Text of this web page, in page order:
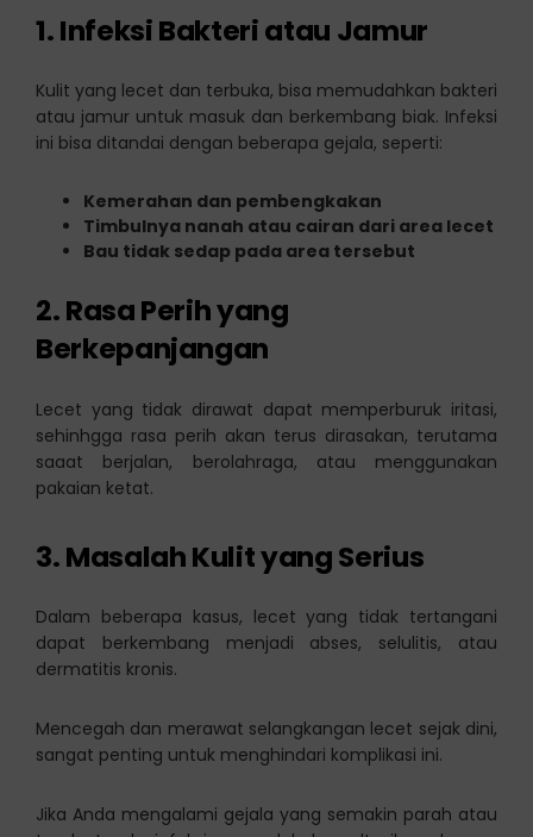
1. Infeksi Bakteri atau Jamur
Kulit yang lecet dan terbuka, bisa memudahkan bakteri
atau jamur untuk masuk dan berkembang biak. Infeksi
ini bisa ditandai dengan beberapa gejala, seperti:
Kemerahan dan pembengkakan
Timbulnya nanah atau cairan dari area lecet
Bau tidak sedap pada area tersebut
2. Rasa Perih yang
Berkepanjangan
Lecet yang tidak dirawat dapat memperburuk iritasi,
sehinhgga rasa perih akan terus dirasakan, terutama
saaat berjalan, berolahraga, atau menggunakan
pakaian ketat.
3. Masalah Kulit yang Serius
Dalam beberapa kasus, lecet yang tidak tertangani
dapat berkembang menjadi abses, selulitis, atau
dermatitis kronis.
Mencegah dan merawat selangkangan lecet sejak dini,
sangat penting untuk menghindari komplikasi ini.
Jika Anda mengalami gejala yang semakin parah atau